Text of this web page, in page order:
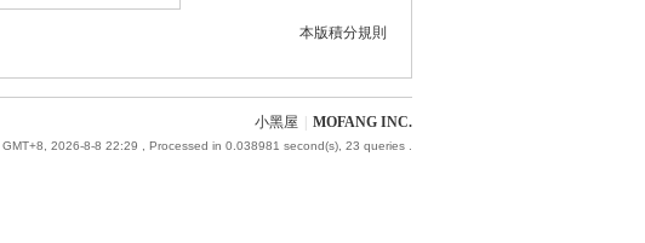
本版積分規則
小黑屋 MOFANG INC.
GMT+8, 2026-8-8 22:29 , Processed in 0.038981 second(s), 23 queries .